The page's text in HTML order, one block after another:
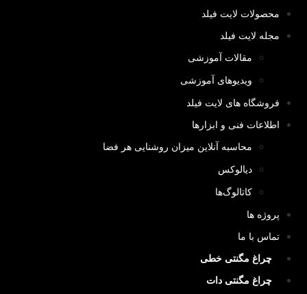
محصولات لایت فیلد
مجله لایت فیلد
مقالات آموزشی
ویدیوهای آموزشی
فروشگاه های لایت فیلد
اطلاعات فنی و ابزارها
محاسبه آنلاین میزان روشنایی هر فضا
دیالوکس
کاتالوگ‌ها
پروژه ها
تماس با ما
چراغ مگنتی خطی
چراغ مگنتی دات